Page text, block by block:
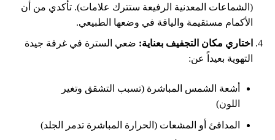
(الشماعات المعدنية الرفيعة ستترك علامات). تأكدي من أن
الأكمام مستقيمة والياقة في وضعها الطبيعي.
اختاري مكان التجفيف بعناية: ضعي السترة في غرفة جيدة
التهوية بعيداً عن:
أشعة الشمس المباشرة (تسبب التشقق وتغير
اللون)
المدافئ أو المشعات (الحرارة المباشرة تدمر الجلد)